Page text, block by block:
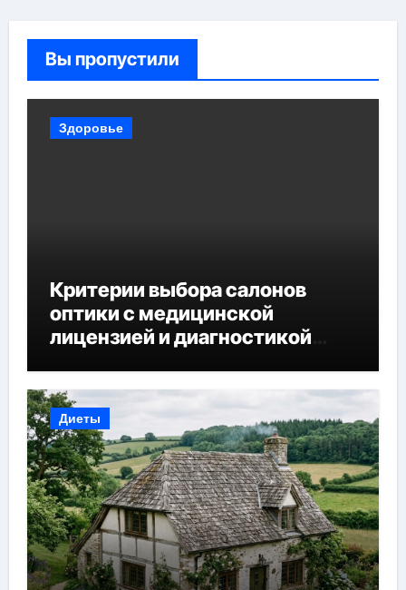
Вы пропустили
Здоровье
Критерии выбора салонов
оптики с медицинской
лицензией и диагностикой
Диеты